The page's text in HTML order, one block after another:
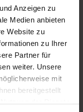
Anzeigen zu
Medien anbieten
Website zu
zu Ihrer
Partner für
weiter. Unsere
mit
bereitgestellt
der Dienste